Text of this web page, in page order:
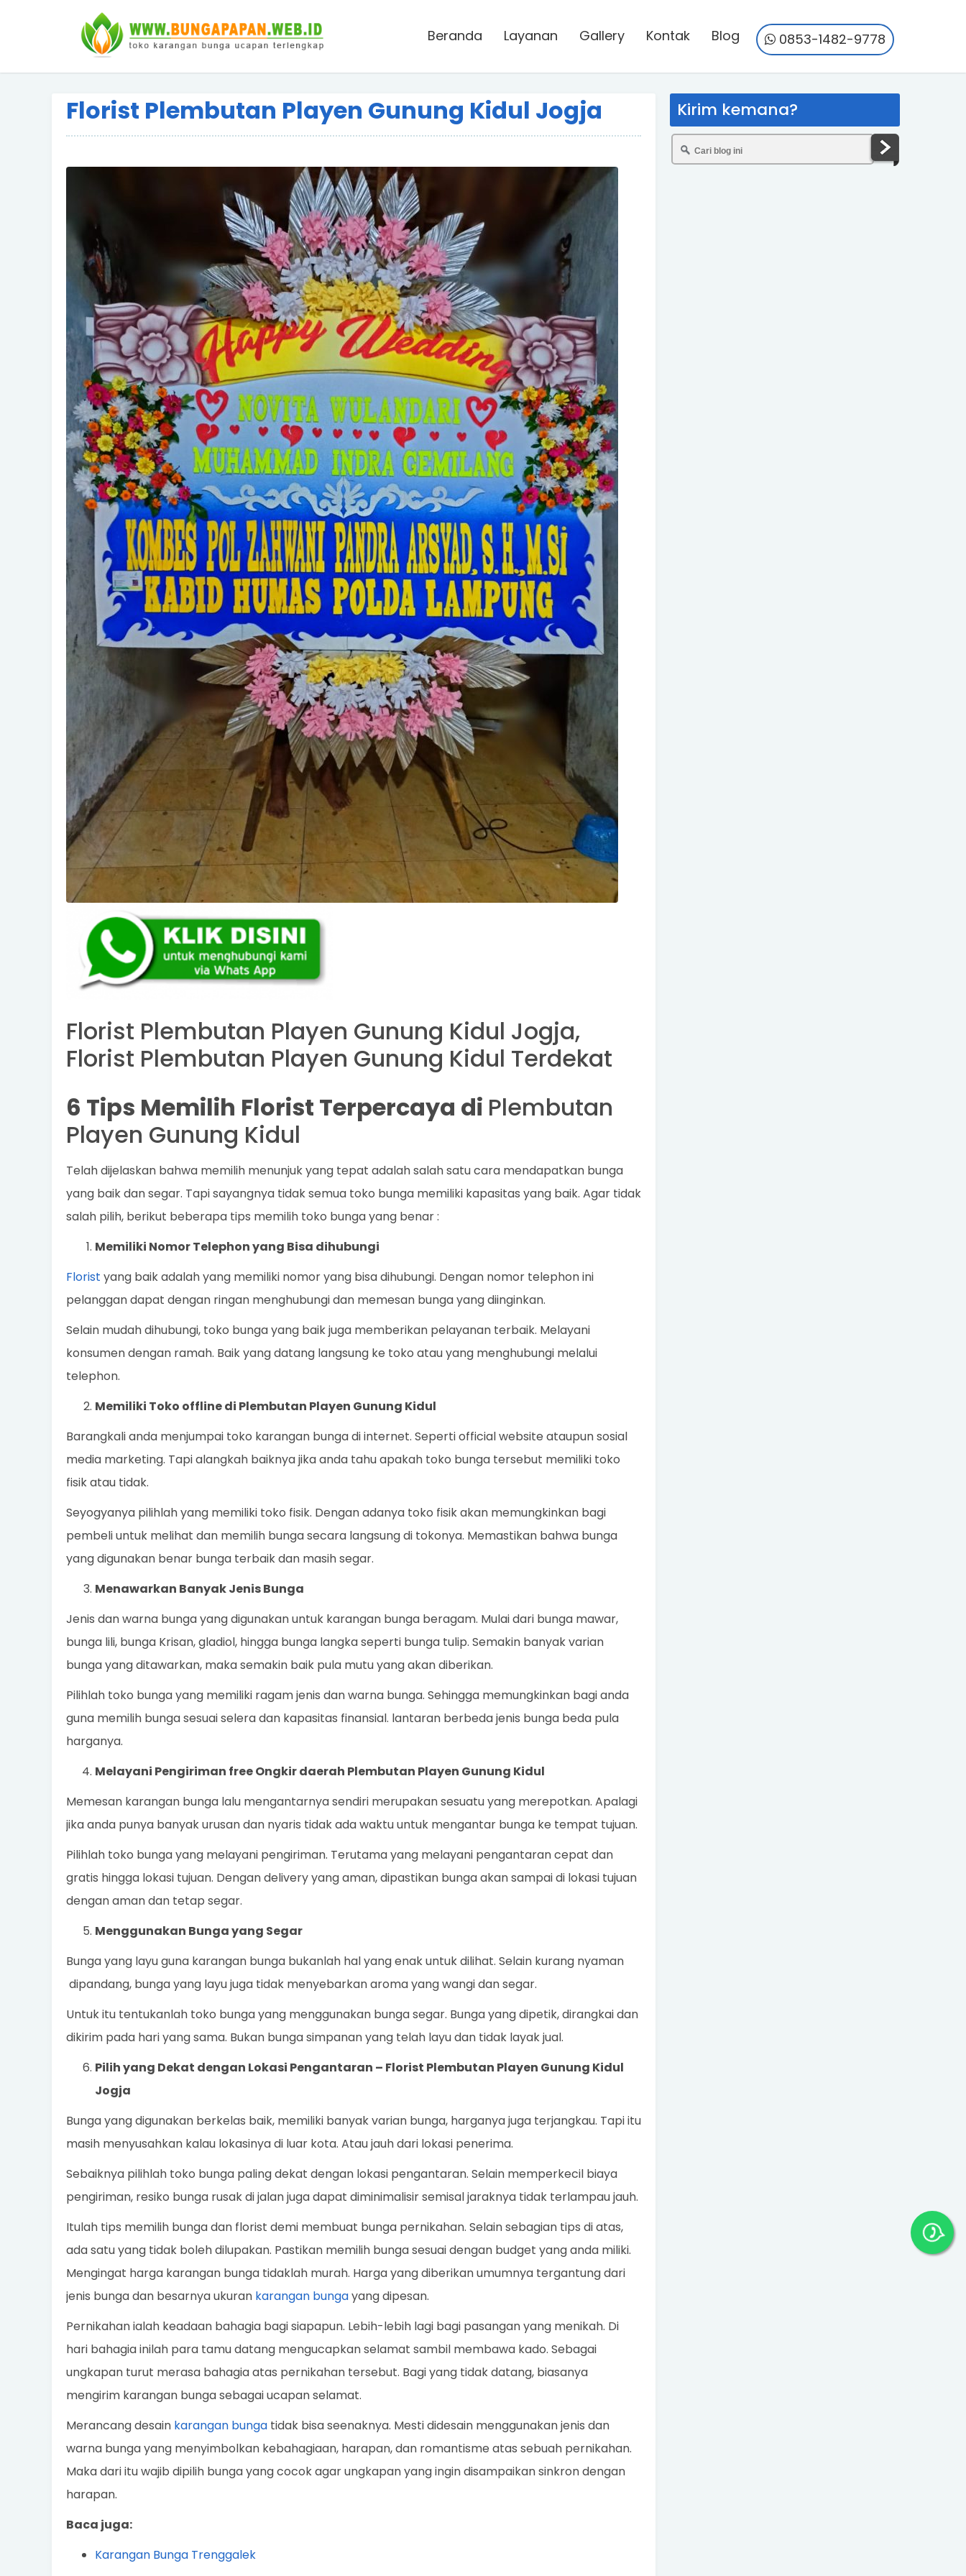
Beranda Layanan Gallery Kontak Blog 0853-1482-9778
Florist Plembutan Playen Gunung Kidul Jogja
Florist Plembutan Playen Gunung Kidul Jogja,
Florist Plembutan Playen Gunung Kidul Terdekat
6 Tips Memilih Florist Terpercaya di Plembutan
Playen Gunung Kidul
Telah dijelaskan bahwa memilih menunjuk yang tepat adalah salah satu cara mendapatkan bunga
yang baik dan segar. Tapi sayangnya tidak semua toko bunga memiliki kapasitas yang baik. Agar tidak
salah pilih, berikut beberapa tips memilih toko bunga yang benar :
Memiliki Nomor Telephon yang Bisa dihubungi
Florist yang baik adalah yang memiliki nomor yang bisa dihubungi. Dengan nomor telephon ini
pelanggan dapat dengan ringan menghubungi dan memesan bunga yang diinginkan.
Selain mudah dihubungi, toko bunga yang baik juga memberikan pelayanan terbaik. Melayani
konsumen dengan ramah. Baik yang datang langsung ke toko atau yang menghubungi melalui
telephon.
Memiliki Toko offline di Plembutan Playen Gunung Kidul
Barangkali anda menjumpai toko karangan bunga di internet. Seperti official website ataupun sosial
media marketing. Tapi alangkah baiknya jika anda tahu apakah toko bunga tersebut memiliki toko
fisik atau tidak.
Seyogyanya pilihlah yang memiliki toko fisik. Dengan adanya toko fisik akan memungkinkan bagi
pembeli untuk melihat dan memilih bunga secara langsung di tokonya. Memastikan bahwa bunga
yang digunakan benar bunga terbaik dan masih segar.
Menawarkan Banyak Jenis Bunga
Jenis dan warna bunga yang digunakan untuk karangan bunga beragam. Mulai dari bunga mawar,
bunga lili, bunga Krisan, gladiol, hingga bunga langka seperti bunga tulip. Semakin banyak varian
bunga yang ditawarkan, maka semakin baik pula mutu yang akan diberikan.
Pilihlah toko bunga yang memiliki ragam jenis dan warna bunga. Sehingga memungkinkan bagi anda
guna memilih bunga sesuai selera dan kapasitas finansial. lantaran berbeda jenis bunga beda pula
harganya.
Melayani Pengiriman free Ongkir daerah Plembutan Playen Gunung Kidul
Memesan karangan bunga lalu mengantarnya sendiri merupakan sesuatu yang merepotkan. Apalagi
jika anda punya banyak urusan dan nyaris tidak ada waktu untuk mengantar bunga ke tempat tujuan.
Pilihlah toko bunga yang melayani pengiriman. Terutama yang melayani pengantaran cepat dan
gratis hingga lokasi tujuan. Dengan delivery yang aman, dipastikan bunga akan sampai di lokasi tujuan
dengan aman dan tetap segar.
Menggunakan Bunga yang Segar
Bunga yang layu guna karangan bunga bukanlah hal yang enak untuk dilihat. Selain kurang nyaman
dipandang, bunga yang layu juga tidak menyebarkan aroma yang wangi dan segar.
Untuk itu tentukanlah toko bunga yang menggunakan bunga segar. Bunga yang dipetik, dirangkai dan
dikirim pada hari yang sama. Bukan bunga simpanan yang telah layu dan tidak layak jual.
Pilih yang Dekat dengan Lokasi Pengantaran – Florist Plembutan Playen Gunung Kidul
Jogja
Bunga yang digunakan berkelas baik, memiliki banyak varian bunga, harganya juga terjangkau. Tapi itu
masih menyusahkan kalau lokasinya di luar kota. Atau jauh dari lokasi penerima.
Sebaiknya pilihlah toko bunga paling dekat dengan lokasi pengantaran. Selain memperkecil biaya
pengiriman, resiko bunga rusak di jalan juga dapat diminimalisir semisal jaraknya tidak terlampau jauh.
Itulah tips memilih bunga dan florist demi membuat bunga pernikahan. Selain sebagian tips di atas,
ada satu yang tidak boleh dilupakan. Pastikan memilih bunga sesuai dengan budget yang anda miliki.
Mengingat harga karangan bunga tidaklah murah. Harga yang diberikan umumnya tergantung dari
jenis bunga dan besarnya ukuran karangan bungayang dipesan.
Pernikahan ialah keadaan bahagia bagi siapapun. Lebih-lebih lagi bagi pasangan yang menikah. Di
hari bahagia inilah para tamu datang mengucapkan selamat sambil membawa kado. Sebagai
ungkapan turut merasa bahagia atas pernikahan tersebut. Bagi yang tidak datang, biasanya
mengirim karangan bunga sebagai ucapan selamat.
Merancang desain karangan bunga tidak bisa seenaknya. Mesti didesain menggunakan jenis dan
warna bunga yang menyimbolkan kebahagiaan, harapan, dan romantisme atas sebuah pernikahan.
Maka dari itu wajib dipilih bunga yang cocok agar ungkapan yang ingin disampaikan sinkron dengan
harapan.
Baca juga:
Karangan Bunga Trenggalek
Kirim kemana?